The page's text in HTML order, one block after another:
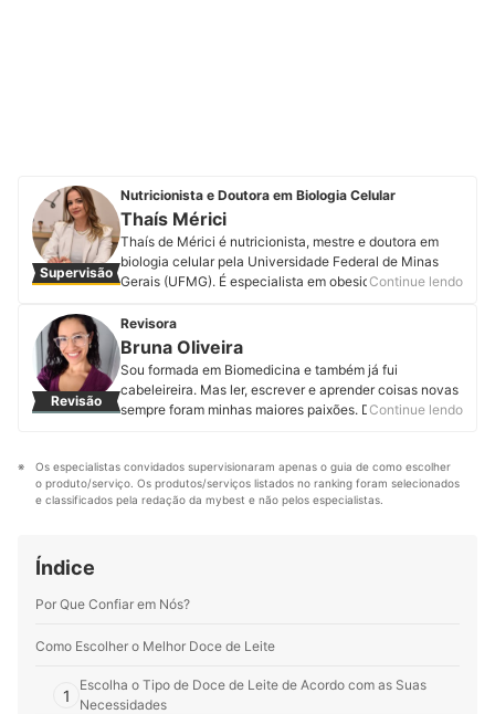
Supervisão
Nutricionista e Doutora em Biologia Celular
Thaís Mérici
Thaís de Mérici é nutricionista, mestre e doutora em
biologia celular pela Universidade Federal de Minas
Gerais (UFMG). É especialista em obesidade e
fitoterapia. Atua com atendimentos em consultório
desde 2012 e é adepta à escuta empática e à
prescrição de “comida de verdade”. Professora
universitária e mentora acadêmica, sempre lecionou
disciplinas relacionadas à matriz alimentar e seus
constituintes. Ela é grande entusiasta da nutrição
profundamente todos os alimentos faz parte de sua
rotina diária de aprendizado e ensinamentos.
Acompanhe Thaís no Instagram e no LinkedIn.
Continue lendo
Revisão
Revisora
Bruna Oliveira
Sou formada em Biomedicina e também já fui
cabeleireira. Mas ler, escrever e aprender coisas novas
sempre foram minhas maiores paixões. Desde que
multipotencialidade. Por aqui produzo e atualizo
conteúdos sobre os mais variados temas. Meus
preferidos são produtos pet, cosméticos, eletroportáteis
Continue lendo
Os especialistas convidados supervisionaram apenas o guia de como escolher
o produto/serviço. Os produtos/serviços listados no ranking foram selecionados
e classificados pela redação da mybest e não pelos especialistas.
Índice
Por Que Confiar em Nós?
Como Escolher o Melhor Doce de Leite
1
Escolha o Tipo de Doce de Leite de Acordo com as Suas
Necessidades